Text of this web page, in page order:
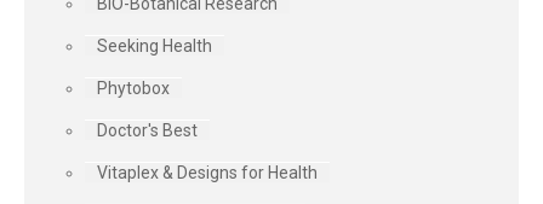
Seeking Health
Phytobox
Doctor's Best
Vitaplex & Designs for Health